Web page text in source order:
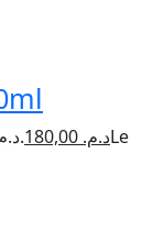
Le prix initial était : د.م. 250,00. د.م.Le